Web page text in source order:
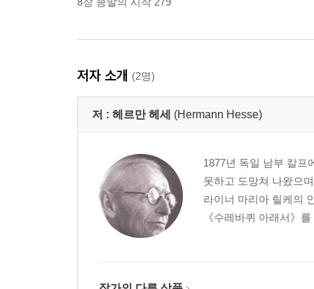
저자 소개 (2명)
저 : 헤르만 헤세 (Hermann Hesse)
1877년 독일 남부 칼프
못하고 도망쳐 나왔으
라이너 마리아 릴케의
《수레바퀴 아래서》